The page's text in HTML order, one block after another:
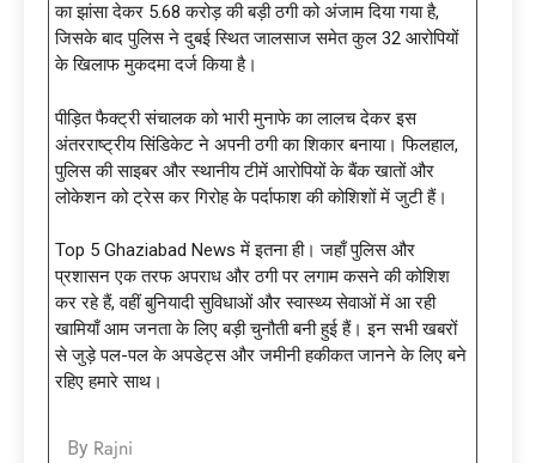
का झांसा देकर 5.68 करोड़ की बड़ी ठगी को अंजाम दिया गया है,
जिसके बाद पुलिस ने दुबई स्थित जालसाज समेत कुल 32 आरोपियों
के खिलाफ मुकदमा दर्ज किया है।
पीड़ित फैक्ट्री संचालक को भारी मुनाफे का लालच देकर इस
अंतरराष्ट्रीय सिंडिकेट ने अपनी ठगी का शिकार बनाया। फिलहाल,
पुलिस की साइबर और स्थानीय टीमें आरोपियों के बैंक खातों और
लोकेशन को ट्रेस कर गिरोह के पर्दाफाश की कोशिशों में जुटी हैं।
Top 5 Ghaziabad News में इतना ही। जहाँ पुलिस और
प्रशासन एक तरफ अपराध और ठगी पर लगाम कसने की कोशिश
कर रहे हैं, वहीं बुनियादी सुविधाओं और स्वास्थ्य सेवाओं में आ रही
खामियाँ आम जनता के लिए बड़ी चुनौती बनी हुई हैं। इन सभी खबरों
से जुड़े पल-पल के अपडेट्स और जमीनी हकीकत जानने के लिए बने
रहिए हमारे साथ।
By Rajni